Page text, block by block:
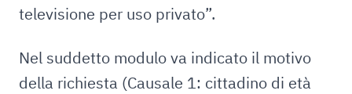
televisione per uso privato”.
Nel suddetto modulo va indicato il motivo
della richiesta (Causale 1: cittadino di età